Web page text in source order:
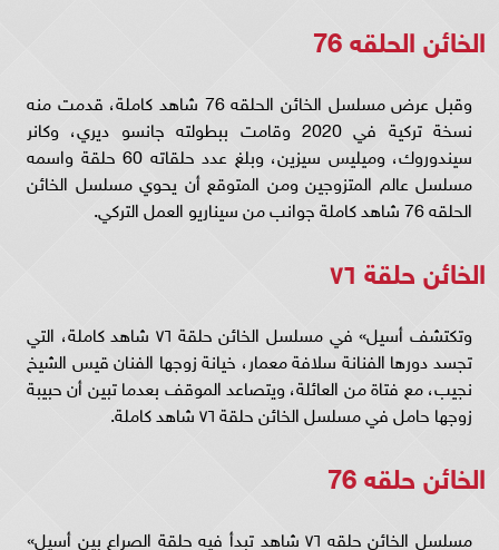
الخائن الحلقه 76
وقبل عرض مسلسل الخائن الحلقه 76 شاهد كاملة، قدمت منه
نسخة تركية في 2020 وقامت ببطولته جانسو ديري، وكانر
سيندوروك، وميليس سيزين، وبلغ عدد حلقاته 60 حلقة واسمه
مسلسل عالم المتزوجين ومن المتوقع أن يحوي مسلسل الخائن
الحلقه 76 شاهد كاملة جوانب من سيناريو العمل التركي.
الخائن حلقة ٧٦
وتكتشف أسيل» في مسلسل الخائن حلقة ٧٦ شاهد كاملة، التي
تجسد دورها الفنانة سلافة معمار، خيانة زوجها الفنان قيس الشيخ
نجيب، مع فتاة من العائلة، ويتصاعد الموقف بعدما تبين أن حبيبة
زوجها حامل في مسلسل الخائن حلقة ٧٦ شاهد كاملة.
الخائن حلقه 76
مسلسل الخائن حلقه ٧٦ شاهد تبدأ فيه حلقة الصراع بين أسيل»